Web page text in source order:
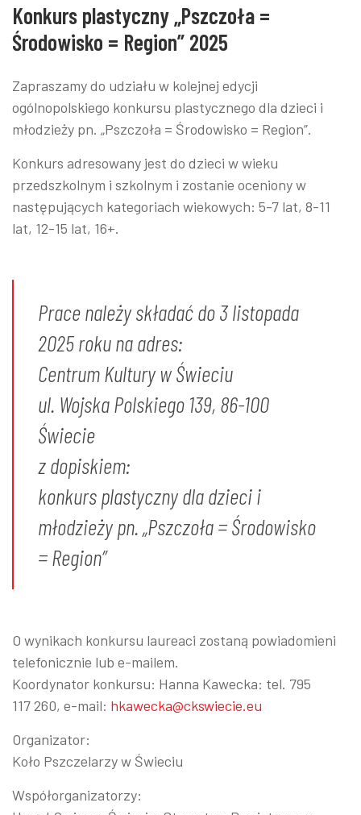
Konkurs plastyczny „Pszczoła =
Środowisko = Region” 2025
Zapraszamy do udziału w kolejnej edycji
ogólnopolskiego konkursu plastycznego dla dzieci i
młodzieży pn. „Pszczoła = Środowisko = Region”.
Konkurs adresowany jest do dzieci w wieku
przedszkolnym i szkolnym i zostanie oceniony w
następujących kategoriach wiekowych: 5-7 lat, 8-11
lat, 12-15 lat, 16+.
Prace należy składać do 3 listopada
2025 roku na adres:
Centrum Kultury w Świeciu
ul. Wojska Polskiego 139, 86-100
Świecie
z dopiskiem:
konkurs plastyczny dla dzieci i
młodzieży pn. „Pszczoła = Środowisko
= Region”
O wynikach konkursu laureaci zostaną powiadomieni
telefonicznie lub e-mailem.
Koordynator konkursu: Hanna Kawecka: tel. 795
117 260, e-mail: hkawecka@ckswiecie.eu
Organizator:
Koło Pszczelarzy w Świeciu
Współorganizatorzy: